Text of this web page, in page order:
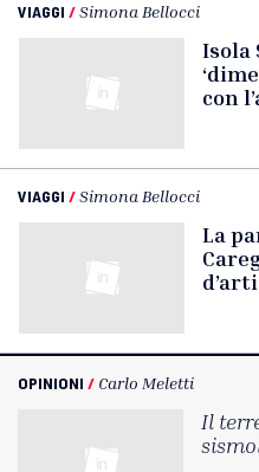
VIAGGI /Simona Bellocci
Isola
con
VIAGGI /Simona Bellocci
La
OPINIONI / Carlo Meletti
Il